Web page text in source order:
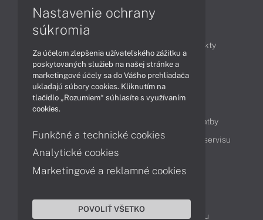
Produkty
Technológie
Videá
Obsah
Možnosti doručenia a platby
Podpora a servis
Servisné služby Cenník servisu
Kontakty
043 4224 771
Obchodné oddelenie
Reklamácia tovaru
Nastavenie ochrany
súkromia
Za účelom zlepšenia užívateľského zážitku a
poskytovaných služieb na našej stránke a
marketingové účely sa do Vášho prehliadača
ukladajú súbory cookies. Kliknutím na
tlačidlo „Rozumiem“ súhlasíte s využívaním
cookies.
Funkčné a technické cookies
Analytické cookies
Marketingové a reklamné cookies
POVOLIŤ VŠETKO